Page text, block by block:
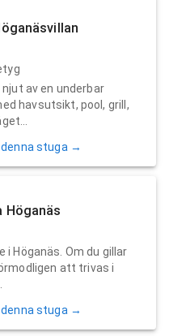
av en underbar
havsutsikt, pool, grill,
stuga →
Höganäs
Höganäs. Om du gillar
att trivas i
stuga →